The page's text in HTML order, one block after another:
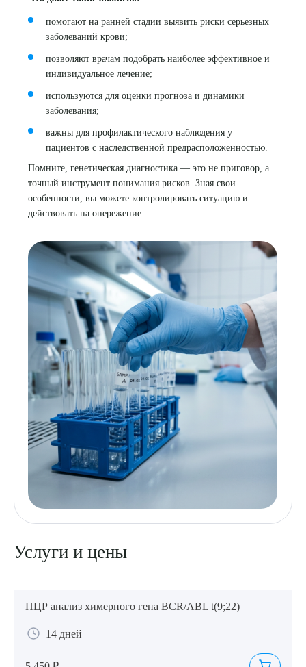
помогают на ранней стадии выявить риски серьезных
заболеваний крови;
позволяют врачам подобрать наиболее эффективное и
индивидуальное лечение;
используются для оценки прогноза и динамики
заболевания;
важны для профилактического наблюдения у
пациентов с наследственной предрасположенностью.
Помните, генетическая диагностика — это не приговор, а
точный инструмент понимания рисков. Зная свои
особенности, вы можете контролировать ситуацию и
действовать на опережение.
Услуги и цены
ПЦР анализ химерного гена BCR/ABL t(9;22)
14 дней
ОТПРАВИТЬ
Я даю согласие на обработку персональных данных
Выберите сопутствующую услугу
ПОДТВЕРДИТЬ